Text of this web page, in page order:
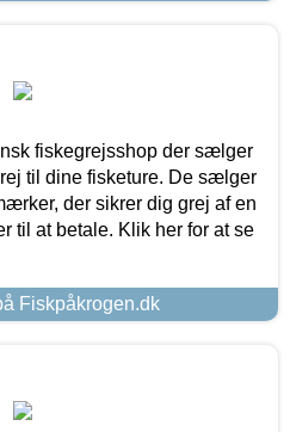
fiskegrejsshop der sælger
til dine fisketure. De sælger
der sikrer dig grej af en
til at betale. Klik her for at se
Fiskpåkrogen.dk